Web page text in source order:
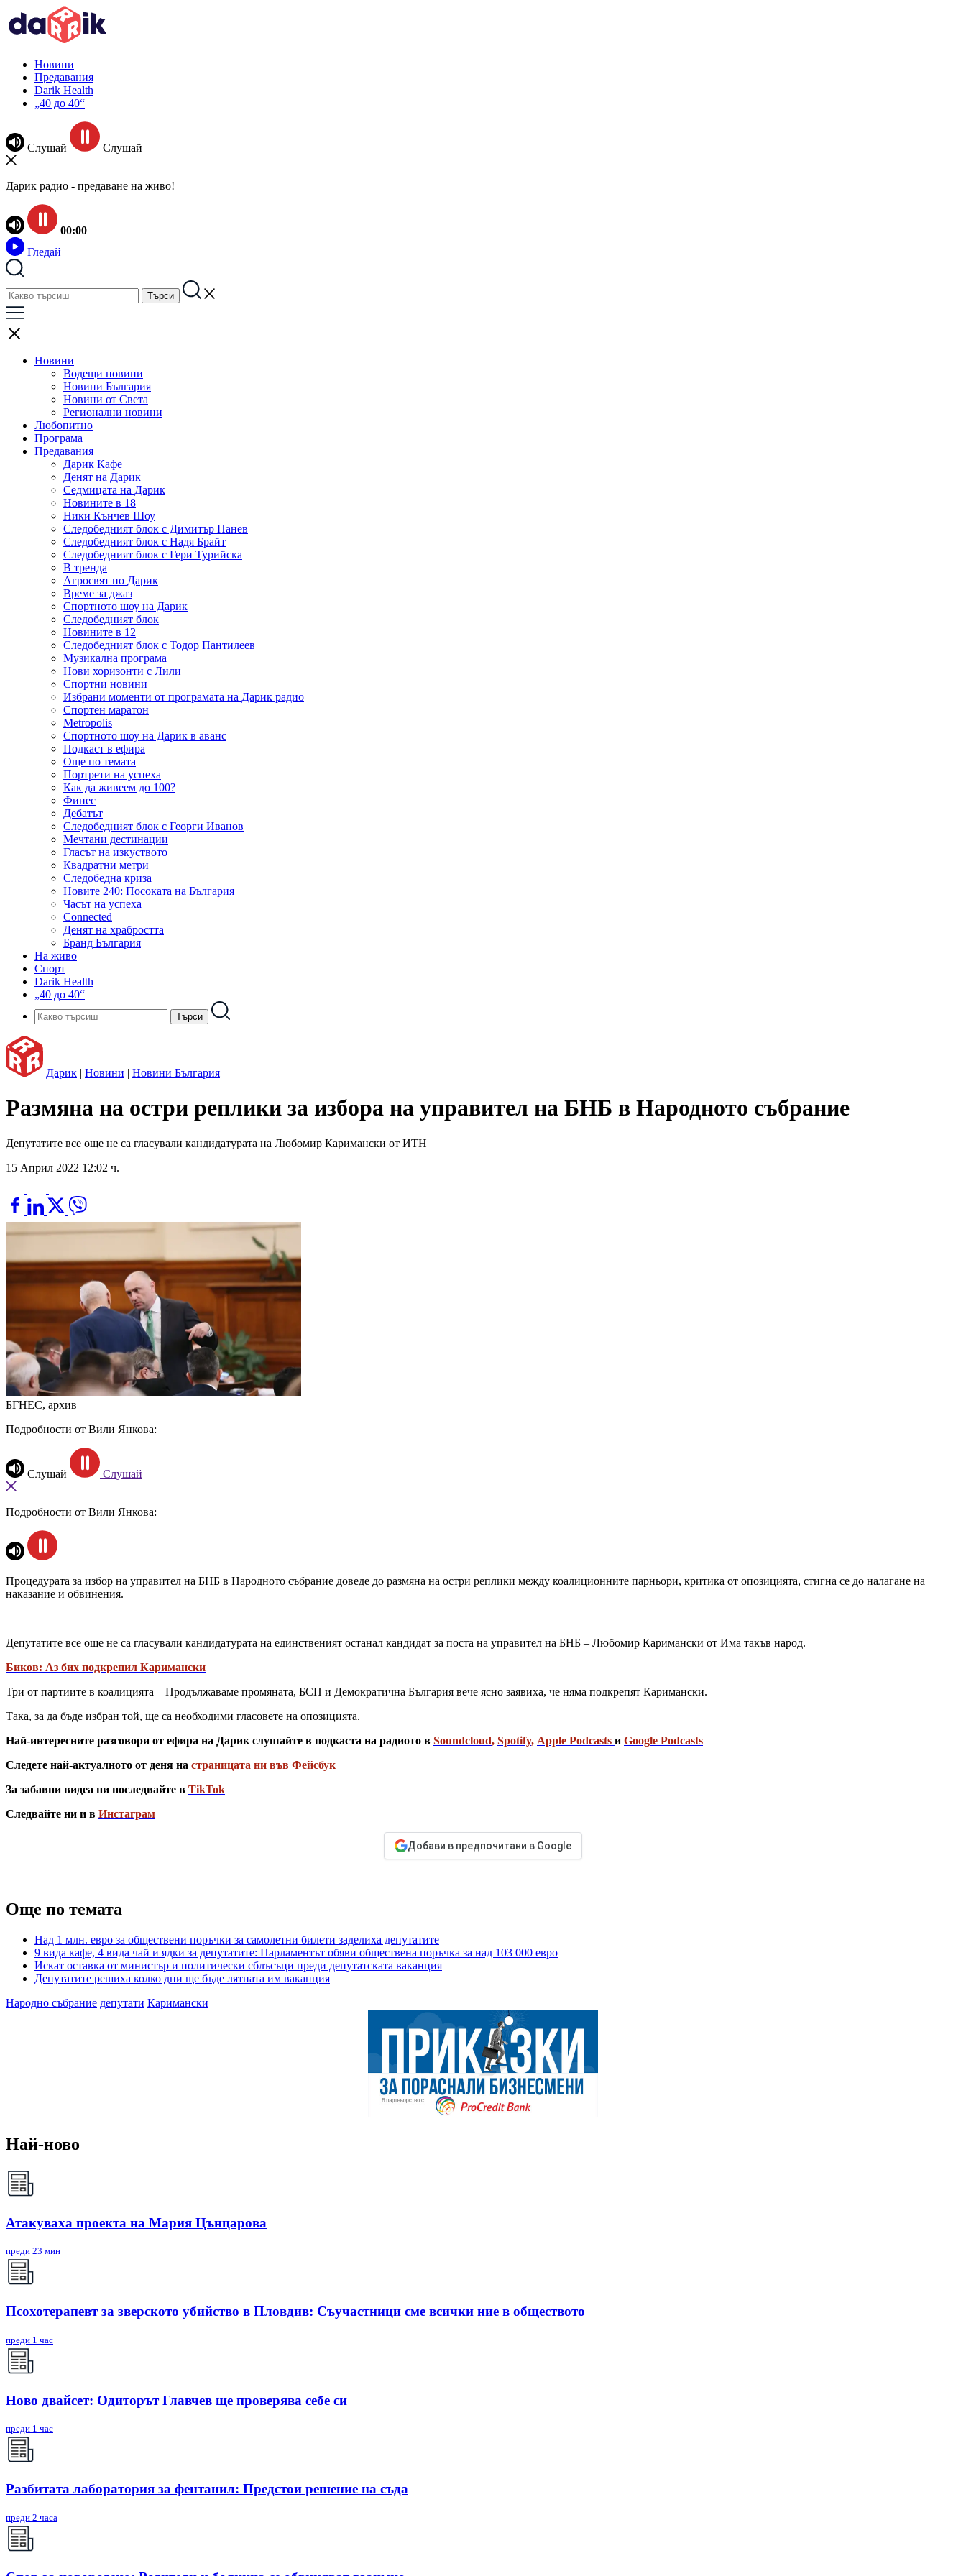
Новини
Предавания
Darik Health
„40 до 40“
Слушай Слушай
Дарик радио - предаване на живо!
00:00
Гледай
Новини
Водещи новини
Новини България
Новини от Света
Регионални новини
Любопитно
Програма
Предавания
Дарик Кафе
Денят на Дарик
Седмицата на Дарик
Новините в 18
Ники Кънчев Шоу
Следобедният блок с Димитър Панев
Следобедният блок с Надя Брайт
Следобедният блок с Гери Турийска
В тренда
Агросвят по Дарик
Време за джаз
Спортното шоу на Дарик
Следобедният блок
Новините в 12
Следобедният блок с Тодор Пантилеев
Музикална програма
Нови хоризонти с Лили
Спортни новини
Избрани моменти от програмата на Дарик радио
Спортен маратон
Metropolis
Спортното шоу на Дарик в аванс
Подкаст в ефира
Още по темата
Портрети на успеха
Как да живеем до 100?
Финес
Дебатът
Следобедният блок с Георги Иванов
Мечтани дестинации
Гласът на изкуството
Квадратни метри
Следобедна криза
Новите 240: Посоката на България
Часът на успеха
Connected
Денят на храбростта
Бранд България
На живо
Спорт
Darik Health
„40 до 40“
Дарик | Новини | Новини България
Размяна на остри реплики за избора на управител на БНБ в Народното събрание
Депутатите все още не са гласували кандидатурата на Любомир Каримански от ИТН
15 Април 2022 12:02 ч.
БГНЕС, архив
Подробности от Вили Янкова:
Слушай Слушай
Подробности от Вили Янкова:
Процедурата за избор на управител на БНБ в Народното събрание доведе до размяна на остри реплики между коалиционните парньори, критика от опозицията, стигна се до налагане на
наказание и обвинения.
Депутатите все още не са гласували кандидатурата на единственият останал кандидат за поста на управител на БНБ – Любомир Каримански от Има такъв народ.
Биков: Аз бих подкрепил Каримански
Три от партиите в коалицията – Продължаваме промяната, БСП и Демократична България вече ясно заявиха, че няма подкрепят Каримански.
Така, за да бъде избран той, ще са необходими гласовете на опозицията.
Най-интересните разговори от ефира на Дарик слушайте в подкаста на радиото в Soundcloud, Spotify, Apple Podcasts и Google Podcasts
Следете най-актуалното от деня на страницата ни във Фейсбук
За забавни видеа ни последвайте в TikTok
Следвайте ни и в Инстаграм
Добави в предпочитани в Google
Още по темата
Над 1 млн. евро за обществени поръчки за самолетни билети заделиха депутатите
9 вида кафе, 4 вида чай и ядки за депутатите: Парламентът обяви обществена поръчка за над 103 000 евро
Искат оставка от министър и политически сблъсъци преди депутатската ваканция
Депутатите решиха колко дни ще бъде лятната им ваканция
Народно събрание депутати Каримански
Най-ново
Атакуваха проекта на Мария Цънцарова
преди 23 мин
Псохотерапевт за зверското убийство в Пловдив: Съучастници сме всички ние в обществото
преди 1 час
Ново двайсет: Одиторът Главчев ще проверява себе си
преди 1 час
Разбитата лаборатория за фентанил: Предстои решение на съда
преди 2 часа